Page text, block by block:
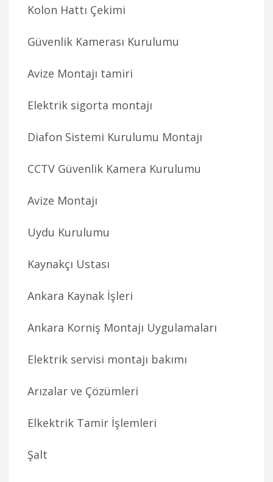
Kolon Hattı Çekimi
Güvenlik Kamerası Kurulumu
Avize Montajı tamiri
Elektrik sigorta montajı
Diafon Sistemi Kurulumu Montajı
CCTV Güvenlik Kamera Kurulumu
Avize Montajı
Uydu Kurulumu
Kaynakçı Ustası
Ankara Kaynak İşleri
Ankara Korniş Montajı Uygulamaları
Elektrik servisi montajı bakımı
Arızalar ve Çözümleri
Elkektrik Tamir İşlemleri
Şalt